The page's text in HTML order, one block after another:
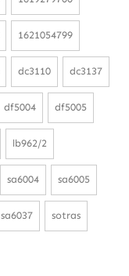
1621054799
dc3110 dc3137
df5004 df5005
lb962/2
sa6004 sa6005
sa6037 sotras